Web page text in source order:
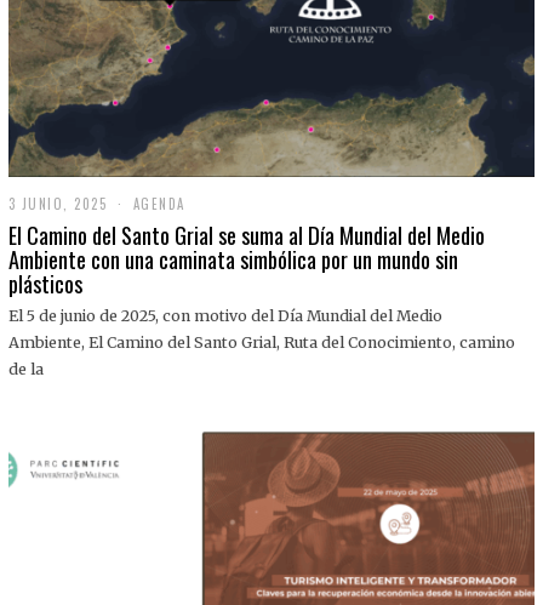
3 JUNIO, 2025
J
U
N
,
0
AGENDA
El Camino del Santo Grial se suma al Día Mundial del Medio
Ambiente con una caminata simbólica por un mundo sin
plásticos
El 5 de junio de 2025, con motivo del Día Mundial del Medio
Ambiente, El Camino del Santo Grial, Ruta del Conocimiento, camino
de la